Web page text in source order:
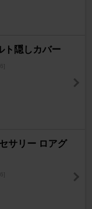
ト隠しカバー
サリー ロアグ